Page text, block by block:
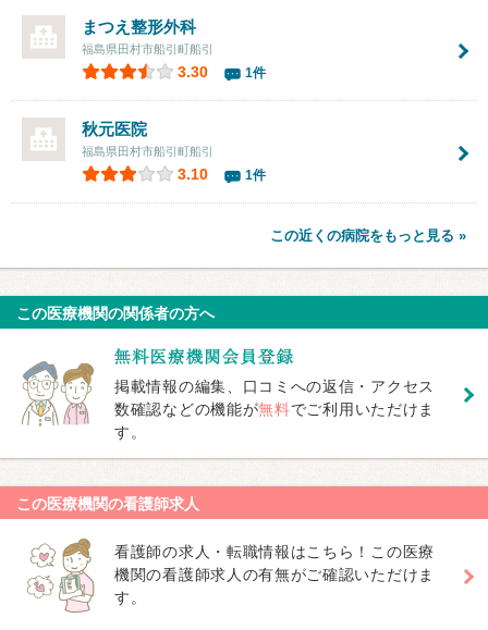
まつえ整形外科
福島県田村市船引町船引
3.30 1件
秋元医院
福島県田村市船引町船引
3.10 1件
この近くの病院をもっと見る »
この医療機関の関係者の方へ
掲載情報の編集、口コミへの返信・アクセス
数確認などの機能が無料でご利用いただけま
す。
この医療機関の看護師求人
看護師の求人・転職情報はこちら！この医療
機関の看護師求人の有無がご確認いただけま
す。